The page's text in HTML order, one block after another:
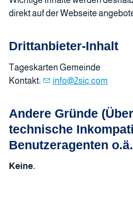
direkt auf der Webseite
Drittanbieter-Inhalt
Tageskarten Gemeinde
Kontakt:
nf 2s c c m
Andere Gründe
technische
Benutzeragenten
Keine.